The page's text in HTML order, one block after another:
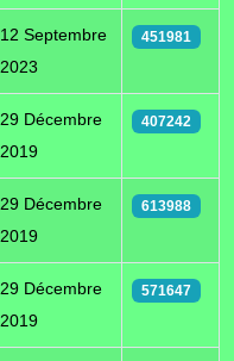
12 Septembre
2023
451981
29 Décembre
2019
407242
29 Décembre
2019
613988
29 Décembre
2019
571647